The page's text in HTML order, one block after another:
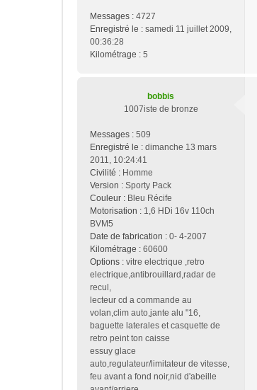
Messages : 4727
Enregistré le : samedi 11 juillet 2009,
00:36:28
Kilométrage : 5
bobbis
1007iste de bronze
Messages : 509
Enregistré le : dimanche 13 mars
2011, 10:24:41
Civilité : Homme
Version : Sporty Pack
Couleur : Bleu Récife
Motorisation : 1,6 HDi 16v 110ch
BVM5
Date de fabrication : 0- 4-2007
Kilométrage : 60600
Options : vitre electrique ,retro
electrique,antibrouillard,radar de
recul,
lecteur cd a commande au
volan,clim auto,jante alu "16,
baguette laterales et casquette de
retro peint ton caisse
essuy glace
auto,regulateur/limitateur de vitesse,
feu avant a fond noir,nid d'abeille